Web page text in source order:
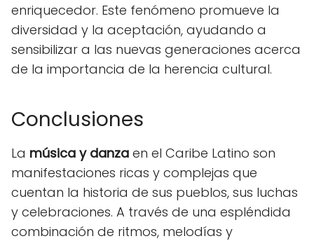
enriquecedor. Este fenómeno promueve la
diversidad y la aceptación, ayudando a
sensibilizar a las nuevas generaciones acerca
de la importancia de la herencia cultural.
Conclusiones
La música y danza en el Caribe Latino son
manifestaciones ricas y complejas que
cuentan la historia de sus pueblos, sus luchas
y celebraciones. A través de una espléndida
combinación de ritmos, melodías y